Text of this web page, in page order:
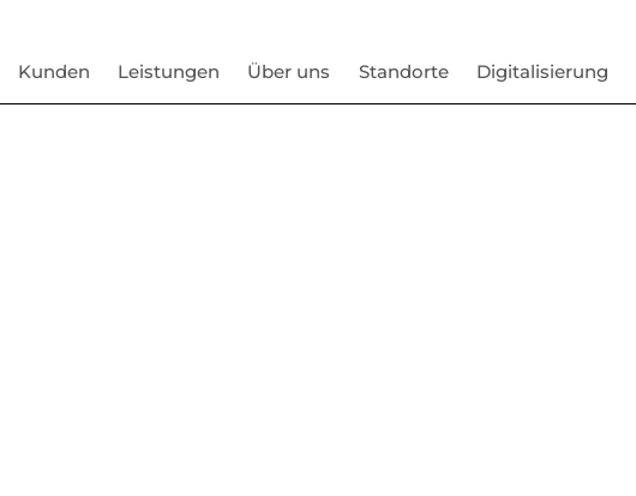
Kunden Leistungen Über uns Standorte Digitalisierung